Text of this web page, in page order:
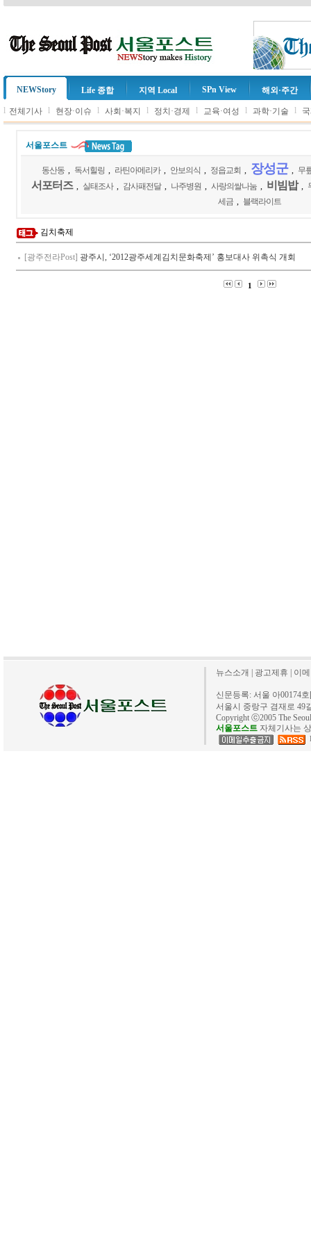
NEWStory Life 종합 지역 Local SPn View 해외·주간
l 전체기사 l 현장·이슈 l 사회·복지 l 정치·경제 l 교육·여성 l 과학·기술 l
서울포스트
동산동 독서힐링 라틴아메리카 안보의식 정읍교회 장성군 무
서포터즈 실태조사 감사패전달 나주병원 사랑의쌀나눔 비빔밥
세금
블랙라이트
김치축제
[광주전라Post] 광주시, ‘2012광주세계김치문화축제’ 홍보대사 위촉식 개회
1
뉴스소개 광고제휴 이
신문등록: 서울 아00174
서울시 중랑구 겸재로 49
Copyright ⓒ2005 The
서울포스트 자체기사는